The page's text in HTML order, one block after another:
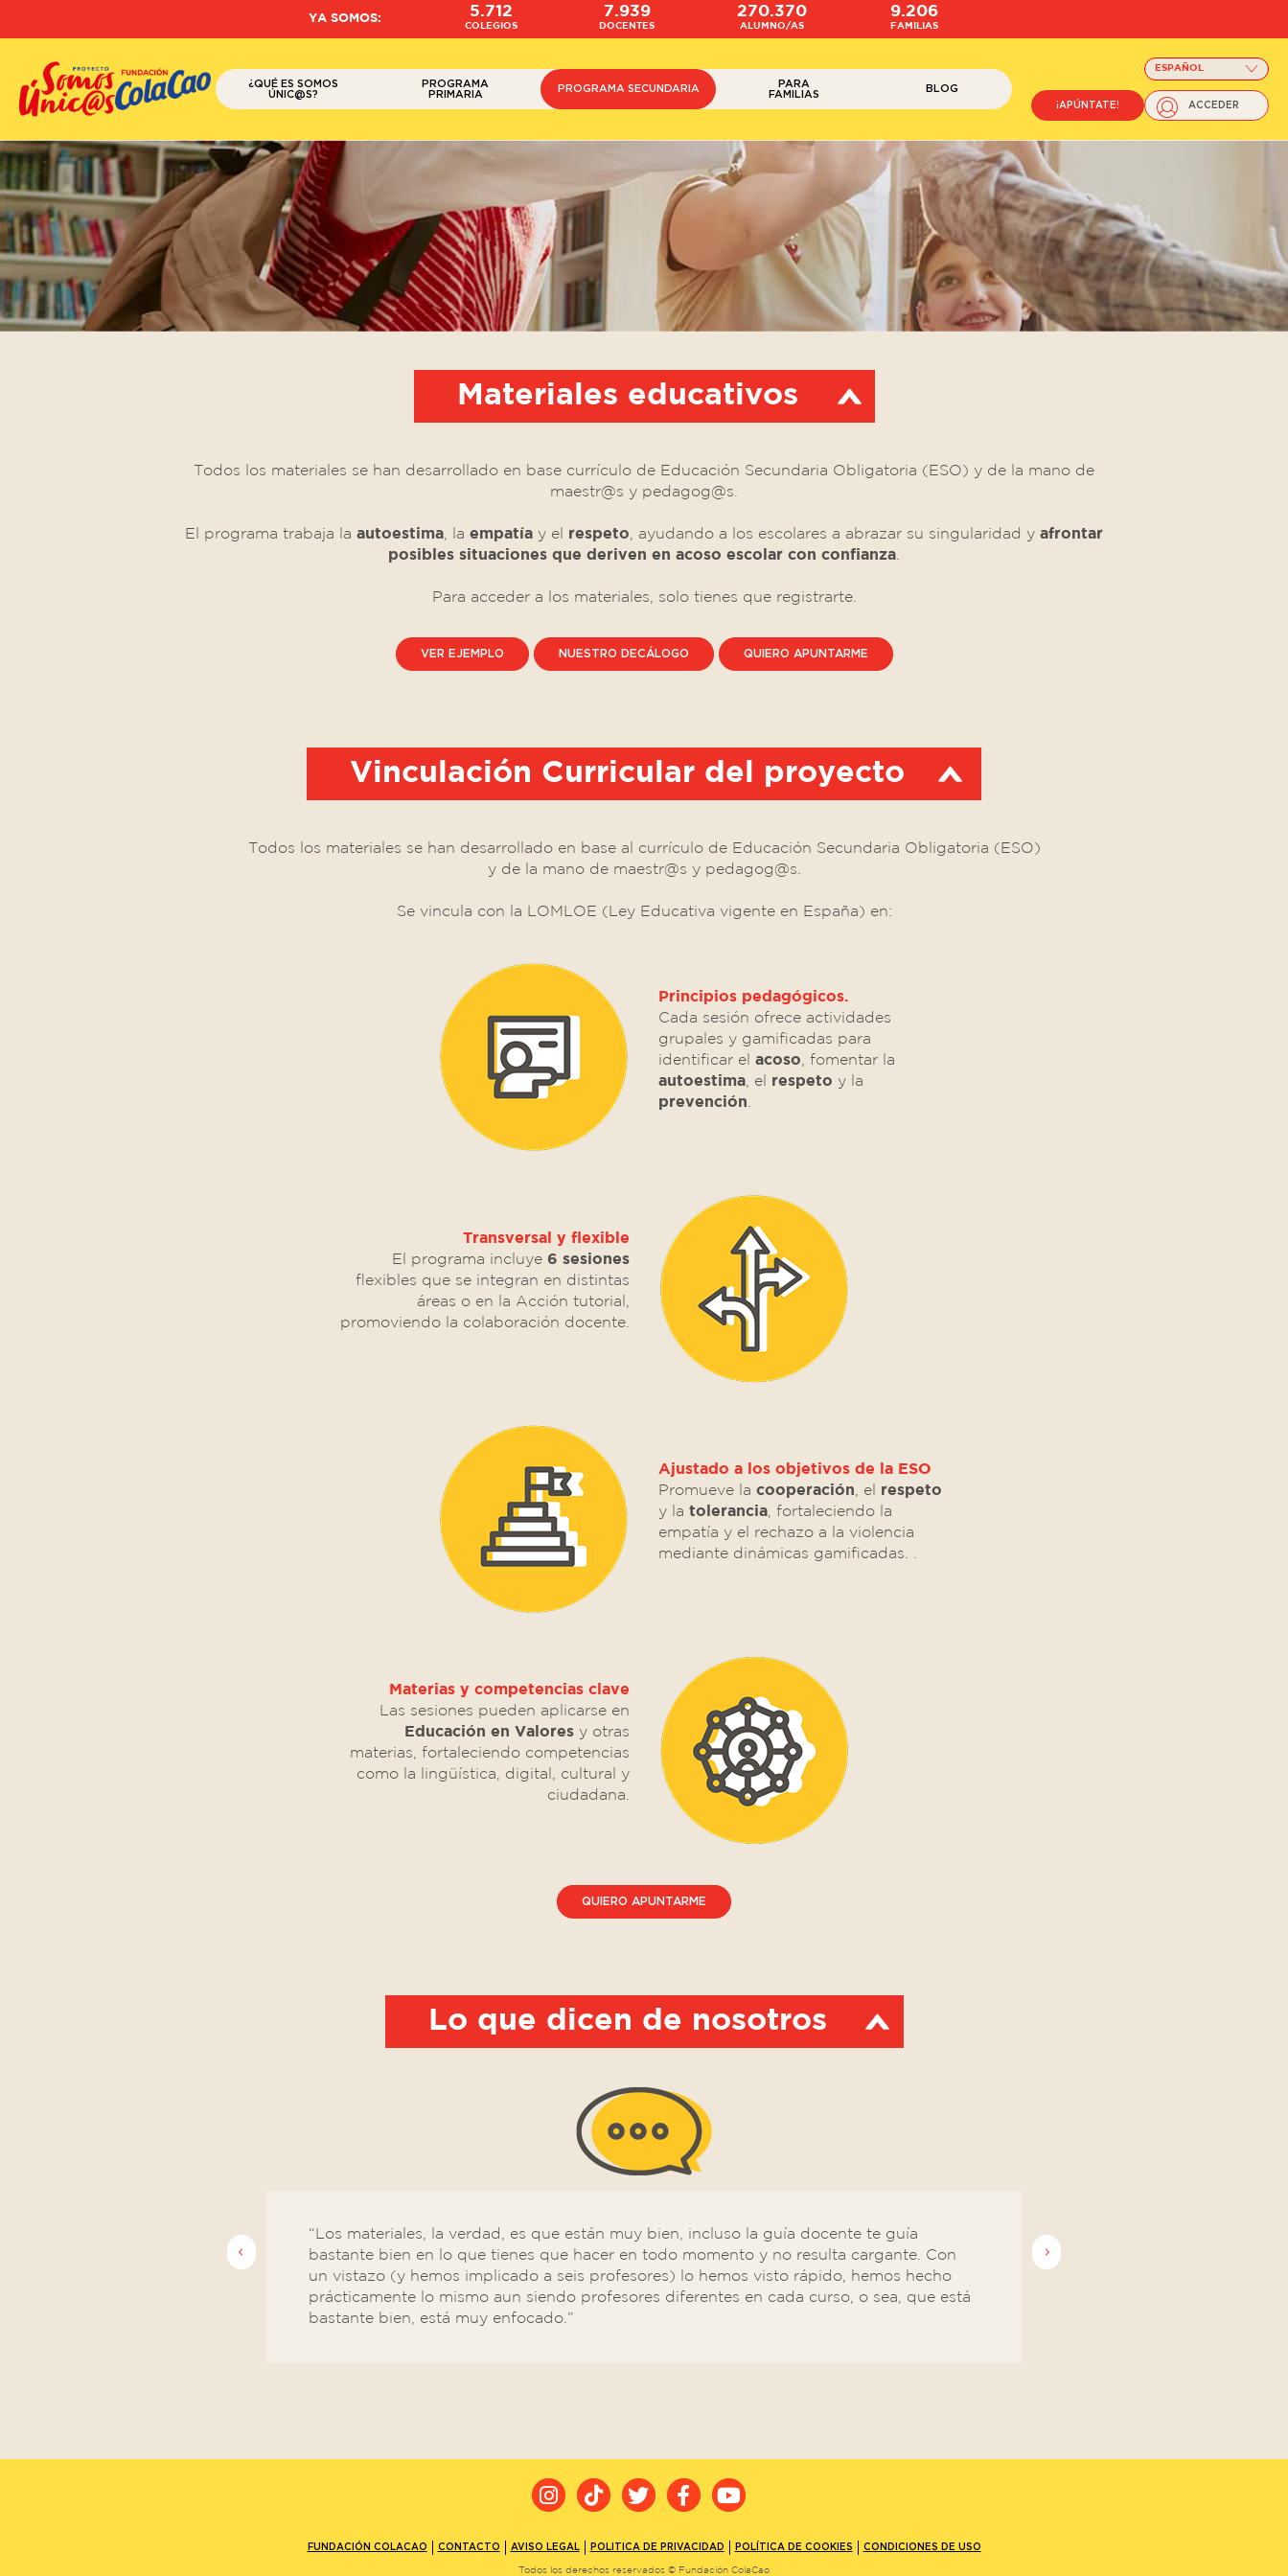
YA SOMOS: 5.712
COLEGIOS
7.939
DOCENTES
270.370
ALUMNO/AS
9.206
FAMILIAS
¿QUÉ ES SOMOS
ÚNIC@S?
PROGRAMA
PRIMARIA
PROGRAMA SECUNDARIA
PARA
FAMILIAS
BLOG
ESPAÑOL
¡APÚNTATE! ACCEDER
Materiales educativos
Todos los materiales se han desarrollado en base currículo de Educación Secundaria Obligatoria (ESO) y de la mano de
maestr@s y pedagog@s.
El programa trabaja la autoestima, la empatía y el respeto, ayudando a los escolares a abrazar su singularidad y afrontar
posibles situaciones que deriven en acoso escolar con confianza.
Para acceder a los materiales, solo tienes que registrarte.
VER EJEMPLO NUESTRO DECÁLOGO QUIERO APUNTARME
Vinculación Curricular del proyecto
Todos los materiales se han desarrollado en base al currículo de Educación Secundaria Obligatoria (ESO)
y de la mano de maestr@s y pedagog@s.
Se vincula con la LOMLOE (Ley Educativa vigente en España) en:
Principios pedagógicos.
Cada sesión ofrece actividades
grupales y gamificadas para
identificar el acoso, fomentar la
autoestima, el respeto y la
prevención.
Transversal y flexible
El programa incluye 6 sesiones
flexibles que se integran en distintas
áreas o en la Acción tutorial,
promoviendo la colaboración docente.
Ajustado a los objetivos de la ESO
Promueve la cooperación, el respeto
y la tolerancia, fortaleciendo la
empatía y el rechazo a la violencia
mediante dinámicas gamificadas. .
Materias y competencias clave
Las sesiones pueden aplicarse en
Educación en Valoresy otras
materias, fortaleciendo competencias
como la lingüística, digital, cultural y
ciudadana.
QUIERO APUNTARME
Lo que dicen de nosotros
“Los materiales, la verdad, es que están muy bien, incluso la guía docente te guía
bastante bien en lo que tienes que hacer en todo momento y no resulta cargante. Con
un vistazo (y hemos implicado a seis profesores) lo hemos visto rápido, hemos hecho
prácticamente lo mismo aun siendo profesores diferentes en cada curso, o sea, que está
bastante bien, está muy enfocado.”
FUNDACIÓN COLACAO CONTACTO AVISO LEGAL POLITICA DE PRIVACIDAD POLÍTICA DE COOKIES CONDICIONES DE USO
Todos los derechos reservados © Fundación ColaCao